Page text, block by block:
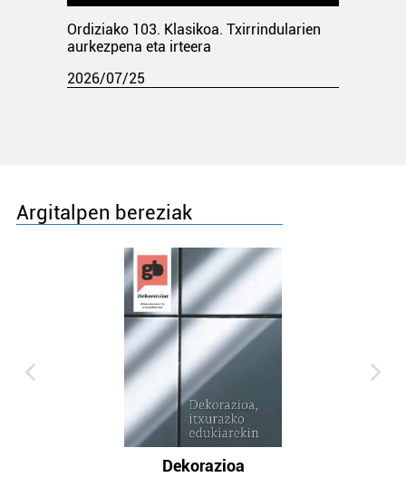
Ordiziako 103. Klasikoa. Txirrindularien
aurkezpena eta irteera
2026/07/25
Argitalpen bereziak
Dekorazioa